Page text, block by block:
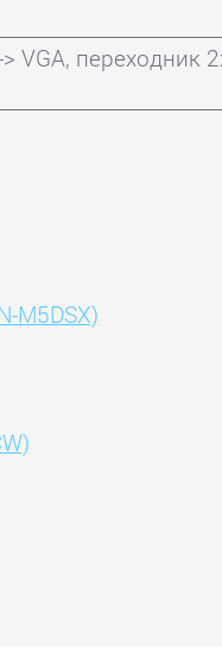
VGA, переходник
M5DSX)